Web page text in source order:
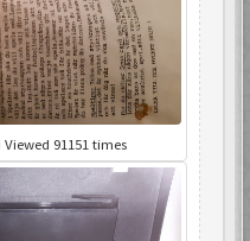
Viewed 91151 times